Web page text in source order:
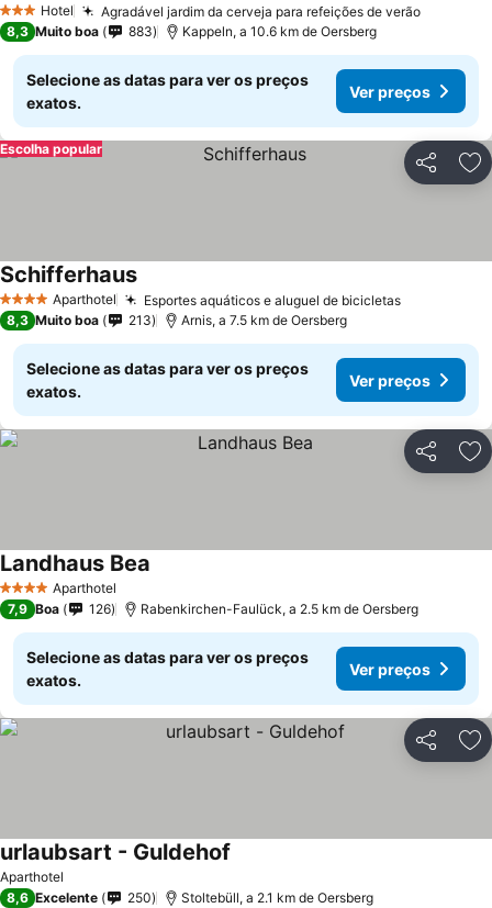
3 EstrelasHotel Agradável jardim da cerveja para refeições de verão
8,3 Muito boa 883 Kappeln, a 10.6 km de Oersberg
Selecione as datas para ver os preços
exatos.
Ver preços
Partilhar
Escolha popular
4 EstrelasAparthotel Esportes aquáticos e aluguel de bicicletas
Schifferhaus
8,3 Muito boa 213 Arnis, a 7.5 km de Oersberg
Selecione as datas para ver os preços
exatos.
Ver preços
Partilhar
4 EstrelasAparthotel
Landhaus Bea
7,9 Boa 126 Rabenkirchen-Faulück, a 2.5 km de Oersberg
Selecione as datas para ver os preços
exatos.
Ver preços
Partilhar
Aparthotel
urlaubsart - Guldehof
8,6 Excelente 250 Stoltebüll, a 2.1 km de Oersberg